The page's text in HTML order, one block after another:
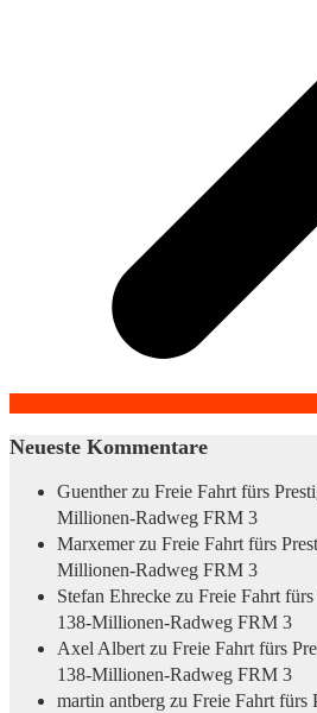
Neueste Kommentare
Guentherzu Freie Fahrt fürs
Millionen-Radweg FRM 3
Marxemerzu Freie Fahrt fürs
Millionen-Radweg FRM 3
Stefan Ehrecke zu Freie Fahrt
138-Millionen-Radweg FRM 3
Axel Albert zu Freie Fahrt fürs
138-Millionen-Radweg FRM 3
martin antberg zu Freie Fahrt fürs